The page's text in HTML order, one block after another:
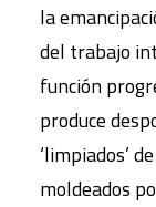
la
del trabajo
función
produce
‘limpiados’
moldeados